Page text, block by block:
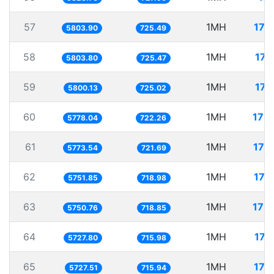
57 5803.90 725.49 1MH
58 5803.80 725.47 1MH
59 5800.13 725.02 1MH
60 5778.04 722.26 1MH
61 5773.54 721.69 1MH
62 5751.85 718.98 1MH
63 5750.76 718.85 1MH
64 5727.80 715.98 1MH
65 5727.51 715.94 1MH